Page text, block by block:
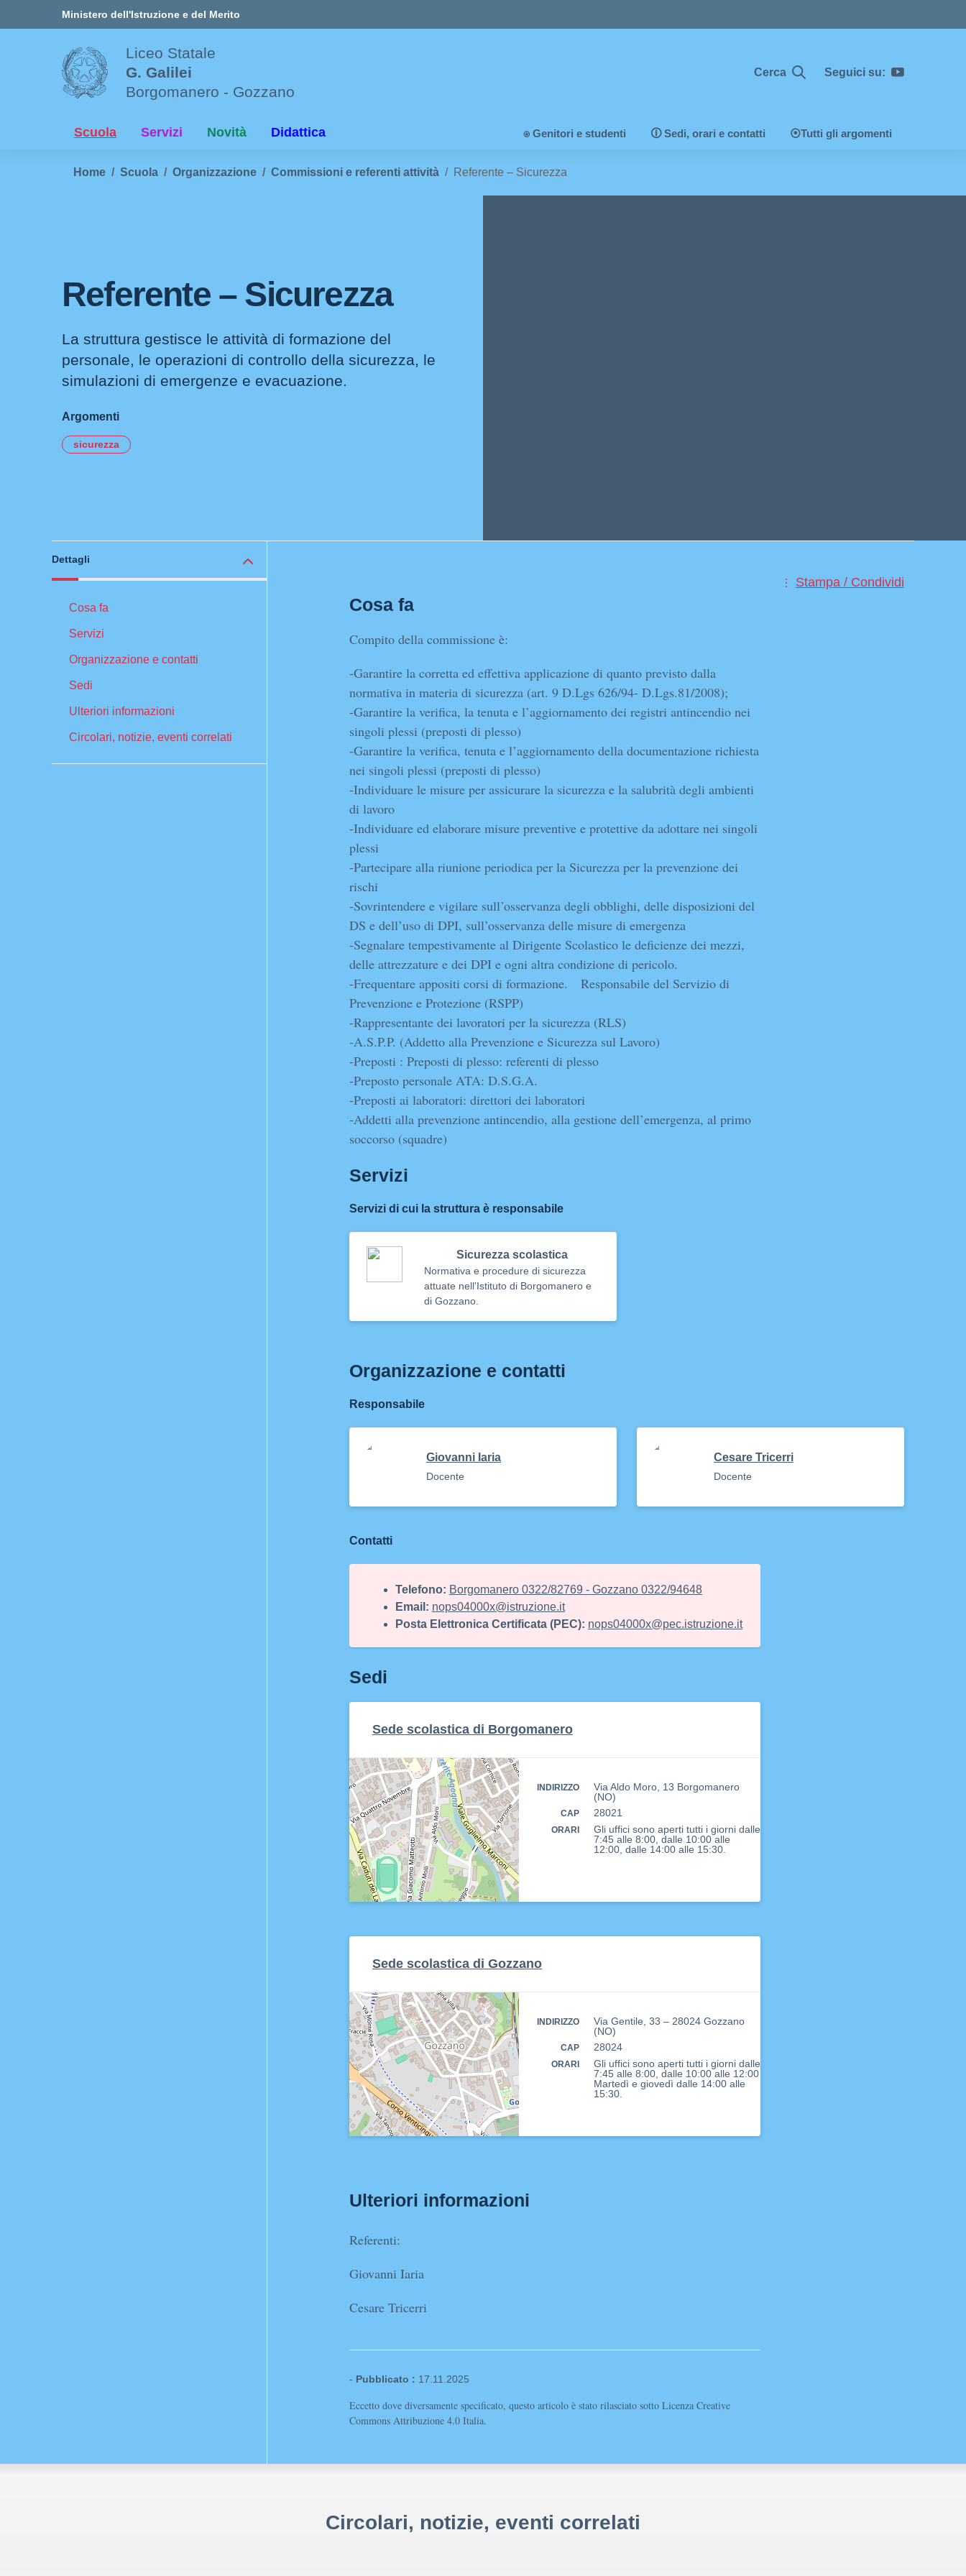
Ministero dell'Istruzione e del Merito
Liceo Statale
G. Galilei
Borgomanero - Gozzano
Cerca Seguici su:
Scuola Servizi Novità Didattica ⍟ Genitori e studenti 🛈 Sedi, orari e contatti ⦿Tutti gli argomenti
Home Scuola Organizzazione Commissioni e referenti attività Referente – Sicurezza
Referente – Sicurezza
La struttura gestisce le attività di formazione del
personale, le operazioni di controllo della sicurezza, le
simulazioni di emergenze e evacuazione.
Argomenti
sicurezza
Dettagli
Cosa fa
Servizi
Organizzazione e contatti
Sedi
Ulteriori informazioni
Circolari, notizie, eventi correlati
Stampa / Condividi
Cosa fa
Compito della commissione è:
-Garantire la corretta ed effettiva applicazione di quanto previsto dalla
normativa in materia di sicurezza (art. 9 D.Lgs 626/94- D.Lgs.81/2008);
-Garantire la verifica, la tenuta e l’aggiornamento dei registri antincendio nei
singoli plessi (preposti di plesso)
-Garantire la verifica, tenuta e l’aggiornamento della documentazione richiesta
nei singoli plessi (preposti di plesso)
-Individuare le misure per assicurare la sicurezza e la salubrità degli ambienti
di lavoro
-Individuare ed elaborare misure preventive e protettive da adottare nei singoli
plessi
-Partecipare alla riunione periodica per la Sicurezza per la prevenzione dei
rischi
-Sovrintendere e vigilare sull’osservanza degli obblighi, delle disposizioni del
DS e dell’uso di DPI, sull’osservanza delle misure di emergenza
-Segnalare tempestivamente al Dirigente Scolastico le deficienze dei mezzi,
delle attrezzature e dei DPI e ogni altra condizione di pericolo.
-Frequentare appositi corsi di formazione. Responsabile del Servizio di
Prevenzione e Protezione (RSPP)
-Rappresentante dei lavoratori per la sicurezza (RLS)
-A.S.P.P. (Addetto alla Prevenzione e Sicurezza sul Lavoro)
-Preposti : Preposti di plesso: referenti di plesso
-Preposto personale ATA: D.S.G.A.
-Preposti ai laboratori: direttori dei laboratori
-Addetti alla prevenzione antincendio, alla gestione dell’emergenza, al primo
soccorso (squadre)
Servizi
Servizi di cui la struttura è responsabile
Sicurezza scolastica
Normativa e procedure di sicurezza
attuate nell'Istituto di Borgomanero e
di Gozzano.
Organizzazione e contatti
Responsabile
Giovanni Iaria
Docente
Cesare Tricerri
Docente
Contatti
Telefono: Borgomanero 0322/82769 - Gozzano 0322/94648
Email: nops04000x@istruzione.it
Posta Elettronica Certificata (PEC): nops04000x@pec.istruzione.it
Sedi
Sede scolastica di Borgomanero
INDIRIZZO
Via Aldo Moro, 13 Borgomanero
(NO)
CAP 28021
ORARI
Gli uffici sono aperti tutti i giorni dalle
7:45 alle 8:00, dalle 10:00 alle
12:00, dalle 14:00 alle 15:30.
Sede scolastica di Gozzano
INDIRIZZO
Via Gentile, 33 – 28024 Gozzano
(NO)
CAP 28024
ORARI
Gli uffici sono aperti tutti i giorni dalle
7:45 alle 8:00, dalle 10:00 alle 12:00
Martedì e giovedì dalle 14:00 alle
15:30.
Ulteriori informazioni
Referenti:
Giovanni Iaria
Cesare Tricerri
- Pubblicato : 17.11.2025
Eccetto dove diversamente specificato, questo articolo è stato rilasciato sotto Licenza Creative
Commons Attribuzione 4.0 Italia.
Circolari, notizie, eventi correlati